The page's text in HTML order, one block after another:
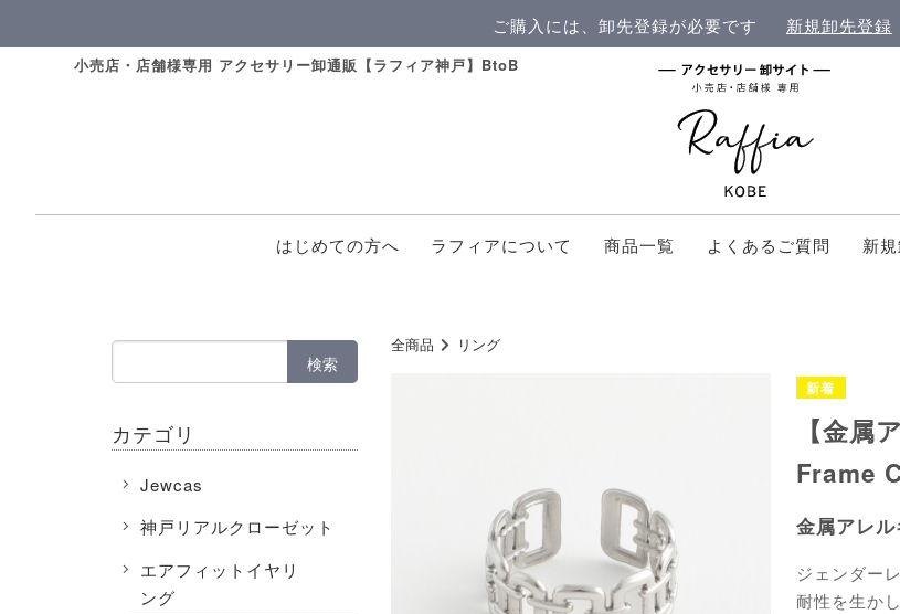
ご購入には、卸先登録が必要です 新規卸先登録
小売店・店舗様専用 アクセサリー卸通販【ラフィア神戸】BtoB
はじめての方へ ラフィアについて 商品一覧 よくあるご質問 新
全商品 リング
【金属
Frame
金属アレ
ジェンダー
耐性を生か
検索
カテゴリ
Jewcas
神戸リアルクローゼット
エアフィットイヤリ
ング